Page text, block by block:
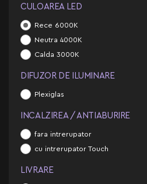
CULOAREA LED
Rece 6000K
Neutra 4000K
Calda 3000K
DIFUZOR DE ILUMINARE
Plexiglas
INCALZIREA / ANTIABURIRE
fara intrerupator
cu intrerupator Touch
LIVRARE